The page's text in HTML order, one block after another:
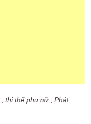
,thi thể phụ nữ,Phát